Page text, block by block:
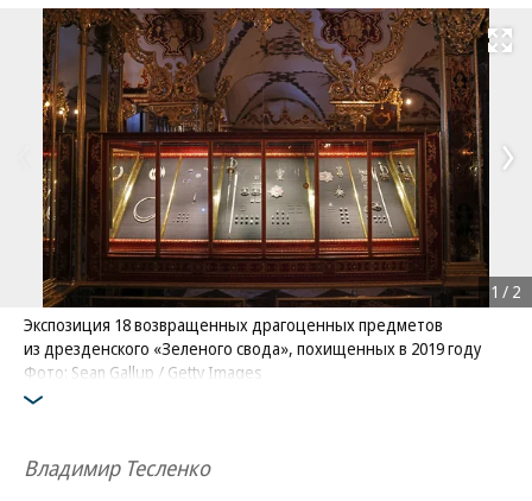
Развернуть
Экспозиция 18 возвращенных драгоценных предметов
из дрезденского «Зеленого свода», похищенных в 2019 году
Фото: Sean Gallup / Getty Images
1 / 2
Владимир Тесленко